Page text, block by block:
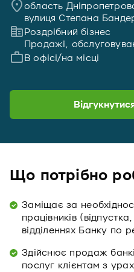
область
вулиця Степана
Роздрібний бізнес
Продажі,
В офісі/на місці
Що потрібно
Заміщає за
працівників
відділеннях Банку по
Здійснює продаж
послуг клієнтам з